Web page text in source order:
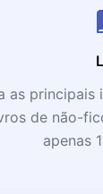
as principais
de não-
apenas